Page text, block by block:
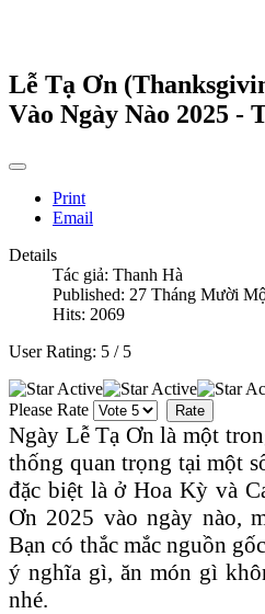
Lễ Tạ Ơn
Vào Ngày Nào 2025 -
Print
Email
Details
Tác giả: Thanh Hà
Published: 27 Tháng Mười
Hits: 2069
User Rating: 5 / 5
Please Rate
Ngày Lễ Tạ Ơn là một
thống quan trọng tại một
đặc biệt là ở Hoa Kỳ và
Ơn 2025 vào ngày nào,
Bạn có thắc mắc nguồn
ý nghĩa gì, ăn món gì
nhé.